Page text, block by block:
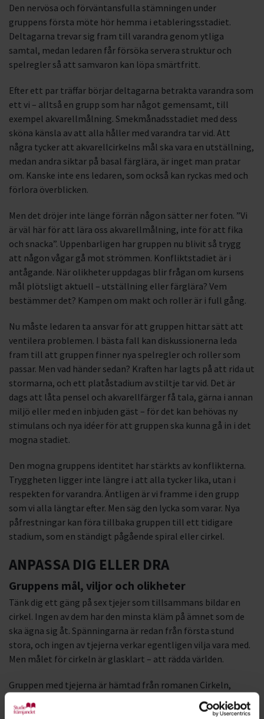
Den nervösa och förväntansfulla stämningen under
gruppens första möte hör hemma i etableringsstadiet.
Deltagarna trevar sig fram till varandra genom ytliga
samtal, medan ledaren får försöka servera struktur och
spelregler så att samvaron kan löpa smärtfritt.
Efter ett par träffar börjar deltagarna betrakta varandra som
ett vi – alltså en grupp som har något gemensamt, till
exempel akvarellmålning. Smekmånadsstadiet med dess
sköna känsla av att alla håller med varandra tar vid. Att
några tycker att akvarellcirkelns mål ska vara en utställning,
medan andra siktar på basal färglära, är inget man pratar
om. Kanske inte ens ledaren, som också kan ryckas med och
förlora överblicken.
Men det dröjer inte länge förrän någon sätter ner foten. ”Vi
är väl här för att lära oss akvarellmålning, inte för att fika
och snacka”. Uppenbarligen har gruppen nu blivit så trygg
att någon vågar gå mot strömmen. Konfliktstadiet är i
antågande. När olikheter uppdagas blir frågan om kursens
mål plötsligt aktuell – utställning eller färglära? Vem
bestämmer det? Kampen om makt och roller är i full gång.
Nu måste ledaren ta ansvar för att gruppen hittar sätt att
ventilera problemen. I bästa fall kan diskussionerna leda
fram till att gruppen finner nya spelregler och roller som
passar. Men vad händer sedan? Kraften har lagts på att rida ut
stormarna, och ett platåstadium av stiltje tar vid. Det är
dags att låta pensel och akvarellfärger få tala, gärna i annan
miljö eller med en inbjuden gäst – för det kan behövas ny
stimulans och nya idéer för att gruppen ska kunna gå in i det
mogna stadiet.
Den mogna gruppens identitet har stärkts av konflikterna.
Tryggheten ligger inte längre i att alla tycker lika, utan i
respekten för varandra. Äntligen är vi framme i den grupp
som vi alla längtar efter. Men säg den lycka som varar. Nya
påfrestningar kan föra tillbaka gruppen till ett tidigare
stadium, som en ständigt pågående spiral eller cirkel.
ANPASSA DIG ELLER DRA
Gruppens mål, viljor och olikheter
Tänk dig ett gäng på sex tjejer som tillsammans bildar en
cirkel. Ingen av dem har den minsta kläm på ämnet som de
ska ägna sig åt. Spänningarna är redan från första stund
stora, och ingen av tjejerna verkar egentligen vilja vara med.
Men målet för cirkeln är glasklart – att rädda världen.
Gruppen med tjejerna är hämtad från romanen Cirkeln,
första delen i Mats Strandberg och Sara Bergmark Elfgrens
ungdomstrilogi. Ytligt sett verkar gruppen totalt